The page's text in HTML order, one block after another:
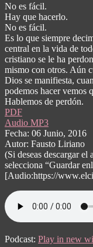
No es fácil.
Hay que hacerlo.
No es fácil.
Es lo que siempre
central en la vida de
cristiano se le ha
mismo con otros. Aún
Dios se manifiesta,
podemos hacer vemos
Hablemos de perdón.
PDF
Audio MP3
Fecha: 06 Junio, 2016
Autor: Fausto Liriano
(Si deseas descargar
selecciona “Guardar
[Audio:https://
Podcast: Play in new